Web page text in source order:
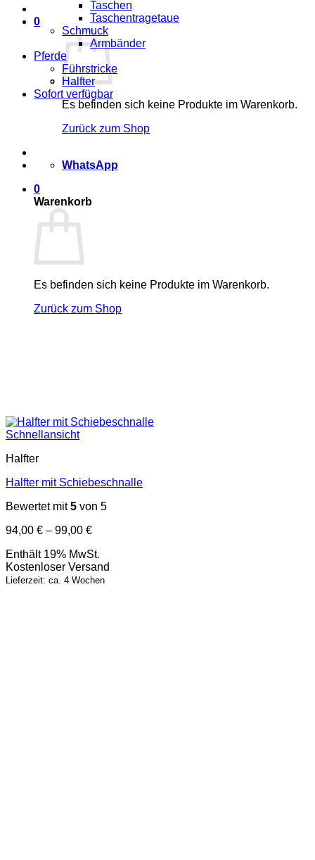
0
Es befinden sich keine Produkte im Warenkorb.
Zurück zum Shop
WhatsApp
0
Warenkorb
Es befinden sich keine Produkte im Warenkorb.
Zurück zum Shop
Taschen
Taschentragetaue
Schmuck
Armbänder
Pferde
Führstricke
Halfter
Sofort verfügbar
Schnellansicht
Halfter
Halfter mit Schiebeschnalle
Bewertet mit5 von 5
94,00 € – 99,00 €Preisspanne:
bis
99,00 €
Enthält 19% MwSt.
Kostenloser Versand
Lieferzeit: ca. 4 Wochen